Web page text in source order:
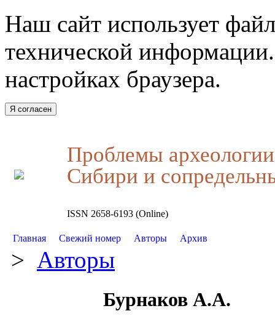
Наш сайт использует
технической
настройках браузера.
Я согласен
Проблемы
Сибири и
ISSN 2658-6193 (Online)
Главная Свежий номер Авторы Архив
> Авторы
Бурнаков А.А.